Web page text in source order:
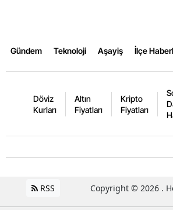
Gündem Teknoloji Aşayiş İlçe
Döviz
Kurları
Altın
Fiyatları
Kripto
Fiyatları
RSS Copyright © 2026 .